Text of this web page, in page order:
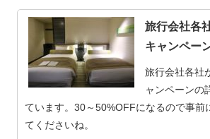
旅行会社各
キャンペー
旅行会社各社
ャンペーンの
ています。30～50%OFFになるので事前
てくださいね。